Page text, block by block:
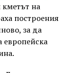
на
построения
за да
европейска